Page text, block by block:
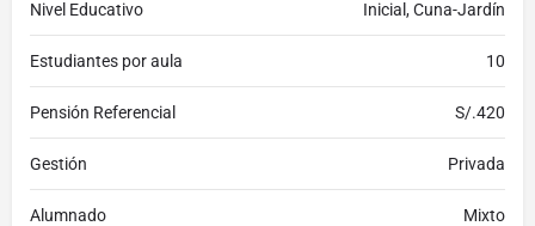
Nivel Educativo Inicial, Cuna-Jardín
Estudiantes por aula 10
Pensión Referencial S/.420
Gestión Privada
Alumnado Mixto